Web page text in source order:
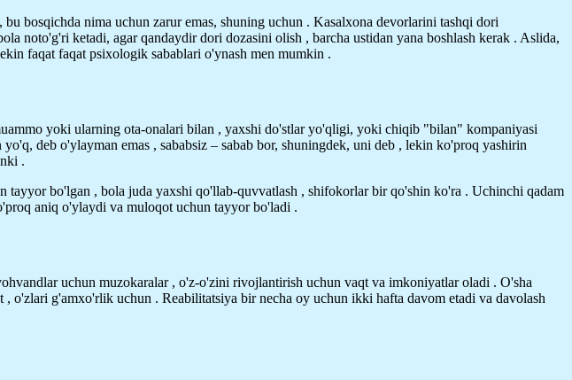
bosqichda nima uchun zarur emas, shuning uchun . Kasalxona devorlarini tashqi dori
noto'g'ri ketadi, agar qandaydir dori dozasini olish , barcha ustidan yana boshlash kerak . Aslida,
faqat faqat psixologik sabablari o'ynash men mumkin .
yoki ularning ota-onalari bilan , yaxshi do'stlar yo'qligi, yoki chiqib "bilan" kompaniyasi
deb o'ylayman emas , sababsiz – sabab bor, shuningdek, uni deb , lekin ko'proq yashirin
.
bo'lgan , bola juda yaxshi qo'llab-quvvatlash , shifokorlar bir qo'shin ko'ra . Uchinchi qadam
aniq o'ylaydi va muloqot uchun tayyor bo'ladi .
uchun muzokaralar , o'z-o'zini rivojlantirish uchun vaqt va imkoniyatlar oladi . O'sha
o'zlari g'amxo'rlik uchun . Reabilitatsiya bir necha oy uchun ikki hafta davom etadi va davolash